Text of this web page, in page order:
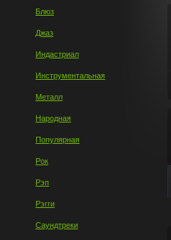
Блюз
Джаз
Индастриал
Инструментальная
Металл
Народная
Популярная
Рок
Рэп
Рэгги
Саундтреки